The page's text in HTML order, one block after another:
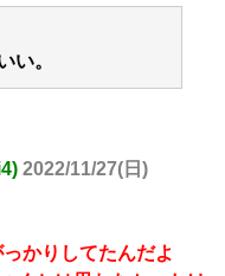
い。
2022/11/27(日)
かりしてたんだよ